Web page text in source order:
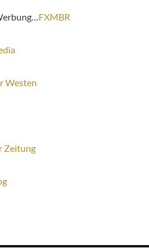
FXMBR
Westen
Zeitung